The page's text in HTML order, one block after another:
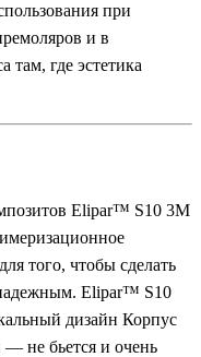
при
и в
там, где эстетика
Elipar™ S10 3M
того, чтобы сделать
Elipar™ S10
дизайн Корпус
не бьется и очень